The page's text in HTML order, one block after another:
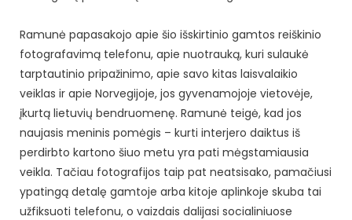
Ramunė papasakojo apie šio išskirtinio gamtos reiškinio
fotografavimą telefonu, apie nuotrauką, kuri sulaukė
tarptautinio pripažinimo, apie savo kitas laisvalaikio
veiklas ir apie Norvegijoje, jos gyvenamojoje vietovėje,
įkurtą lietuvių bendruomenę. Ramunė teigė, kad jos
naujasis meninis pomėgis – kurti interjero daiktus iš
perdirbto kartono šiuo metu yra pati mėgstamiausia
veikla. Tačiau fotografijos taip pat neatsisako, pamačiusi
ypatingą detalę gamtoje arba kitoje aplinkoje skuba tai
užfiksuoti telefonu, o vaizdais dalijasi socialiniuose